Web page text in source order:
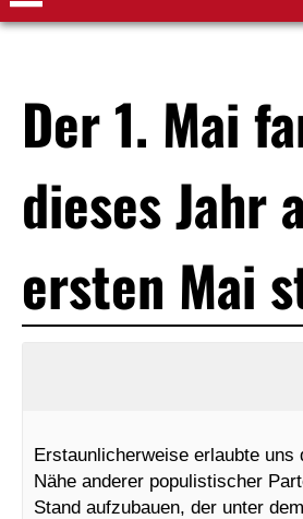
Der 1. Mai
dieses Jahr
ersten Mai
Erstaunlicherweise erlaubte uns
Nähe anderer populistischer
Stand aufzubauen, der unter